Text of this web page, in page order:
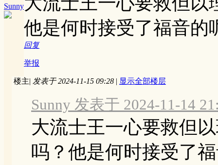
Sunny
他是何时接受了福音的
回复
举报
楼主| 发表于 2024-11-15 09:28 | 显示全部楼层
Sunny 发表于 2024-11-14
大流士王一心要救但
吗？他是何时接受了